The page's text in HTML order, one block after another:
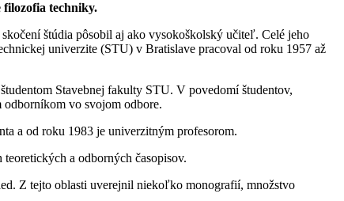
filozofia techniky.
štúdia pôsobil aj ako vysokoškolský učiteľ. Celé jeho
univerzite (STU) v Bratislave pracoval od roku 1957 až
Stavebnej fakulty STU. V povedomí študentov,
odborníkom vo svojom odbore.
a od roku 1983 je univerzitným profesorom.
a odborných časopisov.
Z tejto oblasti uverejnil niekoľko monografií, množstvo